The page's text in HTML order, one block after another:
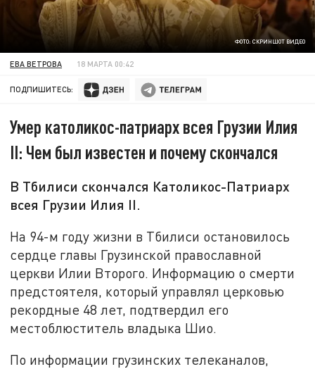
ФОТО: СКРИНШОТ ВИДЕО
ЕВА ВЕТРОВА 18 МАРТА 00:42
ПОДПИШИТЕСЬ:
Умер католикос-патриарх всея Грузии Илия
II: Чем был известен и почему скончался
В Тбилиси скончался Католикос-Патриарх
всея Грузии Илия II.
На 94-м году жизни в Тбилиси остановилось
сердце главы Грузинской православной
церкви Илии Второго. Информацию о смерти
предстоятеля, который управлял церковью
рекордные 48 лет, подтвердил его
местоблюститель владыка Шио.
По информации грузинских телеканалов,